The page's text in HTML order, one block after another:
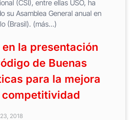
(CSI), entre ellas USO, ha
su Asamblea General anual en
(Brasil). (más…)
en la presentación
de Buenas
para la mejora
competitividad
2018